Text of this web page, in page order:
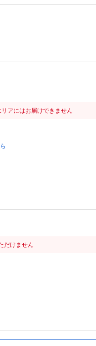
アにはお届けできません
だけません